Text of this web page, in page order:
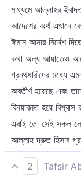
মাধ্যমে আল্লাহর
আদেশের অর্থ এখানে
ঈমান আনার নির্দেশ
কথা অন্য আয়াতেও
গ্রন্থধারীদের মধ্যে
অবতীর্ণ হয়েছে এবং
বিনয়াবনত হয়ে
এরাই তো সেই সকল
আল্লাহ দ্রুত হিসাব
2 Tafsir